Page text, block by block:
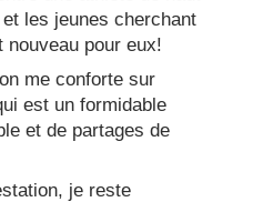
les jeunes cherchant
pour eux!
me conforte sur
est un formidable
et de partages de
je reste